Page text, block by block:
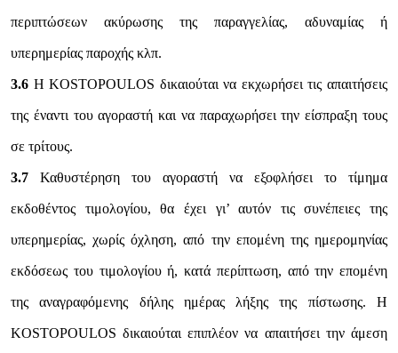
περιπτώσεων ακύρωσης της παραγγελίας, αδυναμίας ή
υπερημερίας παροχής κλπ.
3.6 Η KOSTOPOULOS δικαιούται να εκχωρήσει τις απαιτήσεις
της έναντι του αγοραστή και να παραχωρήσει την είσπραξη τους
σε τρίτους.
3.7 Καθυστέρηση του αγοραστή να εξοφλήσει το τίμημα
εκδοθέντος τιμολογίου, θα έχει γι’ αυτόν τις συνέπειες της
υπερημερίας, χωρίς όχληση, από την επομένη της ημερομηνίας
εκδόσεως του τιμολογίου ή, κατά περίπτωση, από την επομένη
της αναγραφόμενης δήλης ημέρας λήξης της πίστωσης. Η
KOSTOPOULOS δικαιούται επιπλέον να απαιτήσει την άμεση